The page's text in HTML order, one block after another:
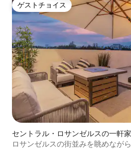
ゲストチョイス
ゲストチョイス
セントラル・ロサンゼルスの一軒家
ロサンゼルスの街並みを眺めなが